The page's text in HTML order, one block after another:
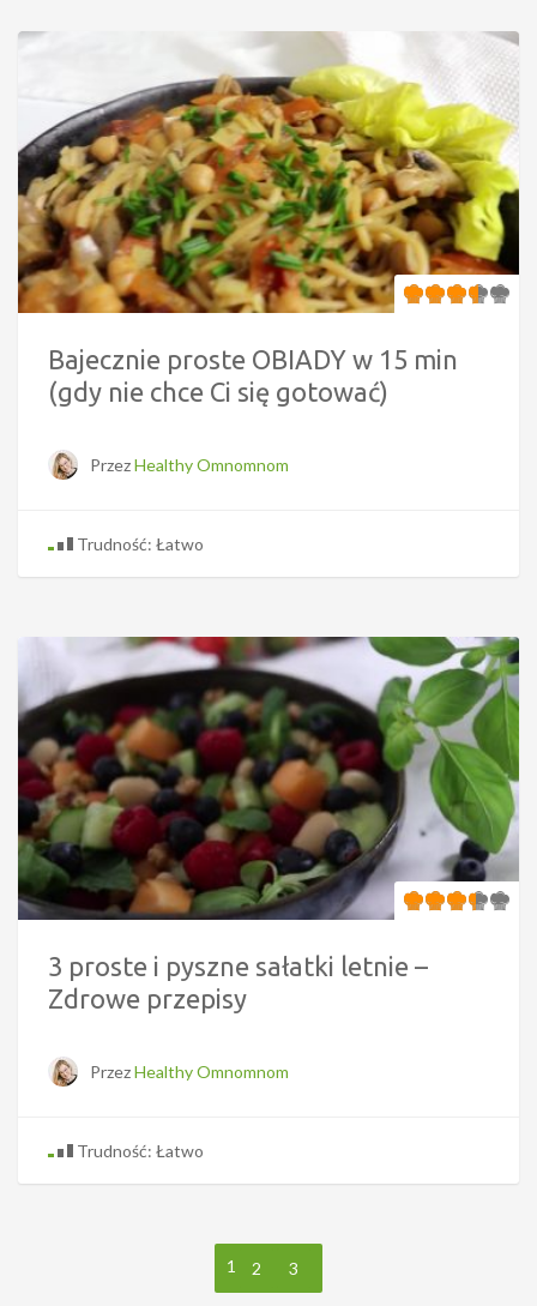
Bajecznie proste OBIADY w 15 min
(gdy nie chce Ci się gotować)
PrzezHealthy Omnomnom
Trudność: Łatwo
3 proste i pyszne sałatki letnie –
Zdrowe przepisy
PrzezHealthy Omnomnom
Trudność: Łatwo
1 2 3